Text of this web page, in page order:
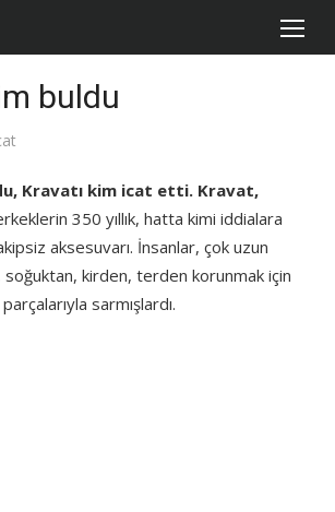
buldu
Kravatı kim icat etti. Kravat,
350 yıllık, hatta kimi iddialara
aksesuvarı. İnsanlar, çok uzun
kirden, terden korunmak için
sarmışlardı.